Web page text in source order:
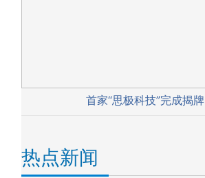
首家“思极科技”完成揭牌
热点新闻